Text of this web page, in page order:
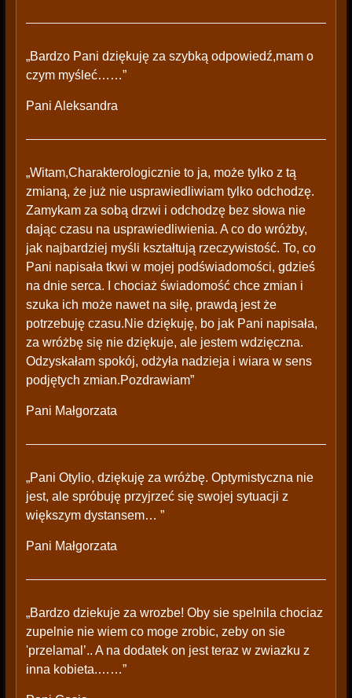
„Bardzo Pani dziękuję za szybką odpowiedź,mam o
czym myśleć……”
Pani Aleksandra
„Witam,Charakterologicznie to ja, może tylko z tą
zmianą, że już nie usprawiedliwiam tylko odchodzę.
Zamykam za sobą drzwi i odchodzę bez słowa nie
dając czasu na usprawiedliwienia. A co do wróżby,
jak najbardziej myśli kształtują rzeczywistość. To, co
Pani napisała tkwi w mojej podświadomości, gdzieś
na dnie serca. I chociaż świadomość chce zmian i
szuka ich może nawet na siłę, prawdą jest że
potrzebuję czasu.Nie dziękuję, bo jak Pani napisała,
za wróżbę się nie dziękuje, ale jestem wdzięczna.
Odzyskałam spokój, odżyła nadzieja i wiara w sens
podjętych zmian.Pozdrawiam”
Pani Małgorzata
„Pani Otylio, dziękuję za wróżbę. Optymistyczna nie
jest, ale spróbuję przyjrzeć się swojej sytuacji z
większym dystansem… ”
Pani Małgorzata
„Bardzo dziekuje za wrozbe! Oby sie spelnila chociaz
zupelnie nie wiem co moge zrobic, zeby on sie
'przelamal’.. A na dodatek on jest teraz w zwiazku z
inna kobieta.……”